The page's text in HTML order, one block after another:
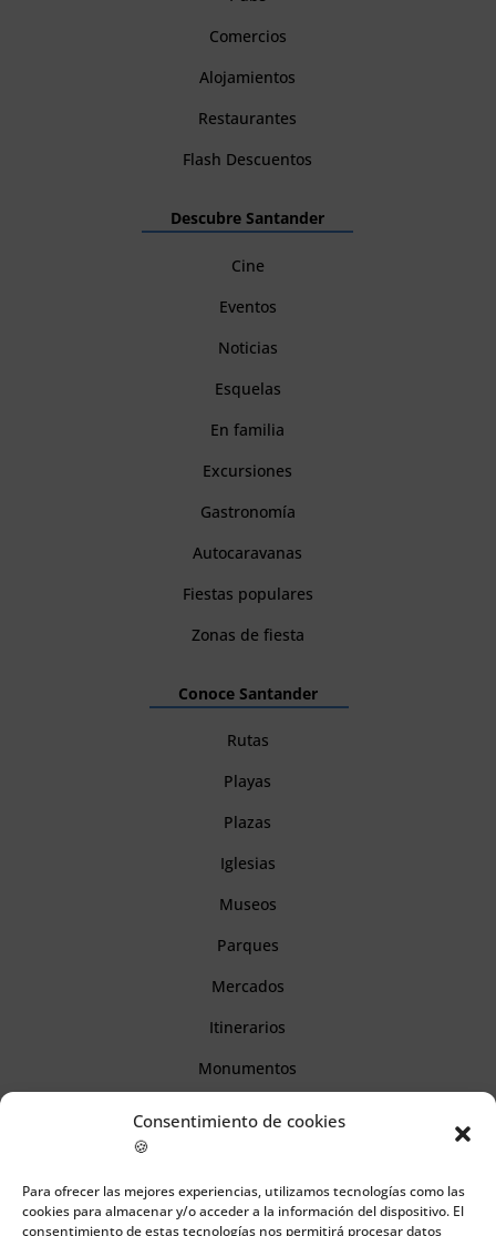
Consentimiento de cookies
🍪
Para ofrecer las mejores experiencias, utilizamos tecnologías como las
cookies para almacenar y/o acceder a la información del dispositivo. El
consentimiento de estas tecnologías nos permitirá procesar datos
Comercios
Alojamientos
Restaurantes
Flash Descuentos
Descubre Santander
Cine
Eventos
Noticias
Esquelas
En familia
Excursiones
Gastronomía
Autocaravanas
Fiestas populares
Zonas de fiesta
Conoce Santander
Rutas
Playas
Plazas
Iglesias
Museos
Parques
Mercados
Itinerarios
Monumentos
Información